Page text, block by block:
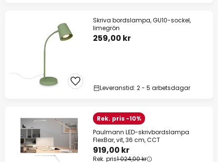
Skriva bordslampa, GU10-sockel,
limegrön
259,00 kr
Leveranstid: 2 - 5 arbetsdagar
Rek. pris -10%
Paulmann LED-skrivbordslampa
FlexBar, vit, 36 cm, CCT
919,00 kr
Rek. pris1 024,00 kr